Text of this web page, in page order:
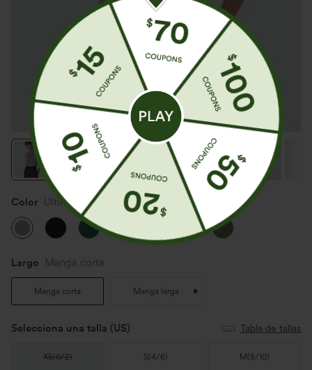
Color Ultimate Gray
Largo Manga corta
Manga corta Manga larga
Selecciona una talla (US) Tabla de tallas
XS(0/2) S(4/6) M (8/10)